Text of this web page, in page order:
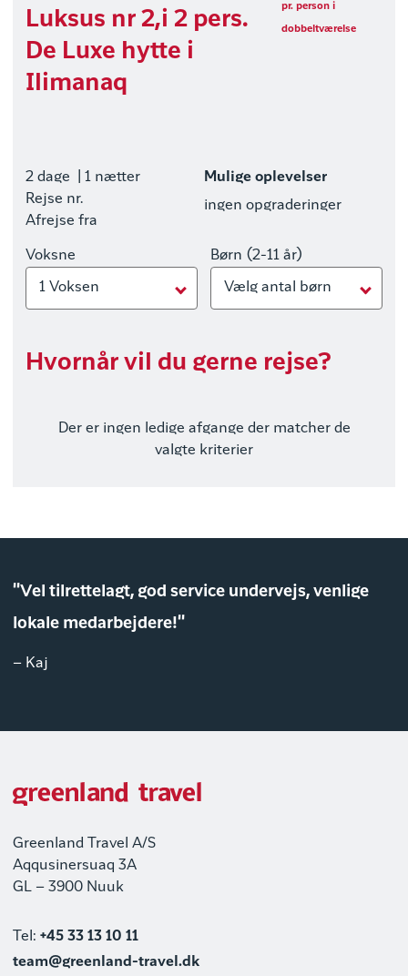
Luksus nr 2,i 2 pers.
De Luxe hytte i
Ilimanaq
pr. person i
dobbeltværelse
2 dage
| 1 nætter
Rejse nr.
Afrejse fra
Mulige oplevelser
ingen opgraderinger
Voksne
1 Voksen
Børn (2-11 år)
Vælg antal børn
Hvornår vil du gerne rejse?
Der er ingen ledige afgange der matcher de
valgte kriterier
"Vel tilrettelagt, god service undervejs, venlige
lokale medarbejdere!"
– Kaj
Greenland Travel A/S
Aqqusinersuaq 3A
GL – 3900 Nuuk
Tel: +45 33 13 10 11
team@greenland-travel.dk